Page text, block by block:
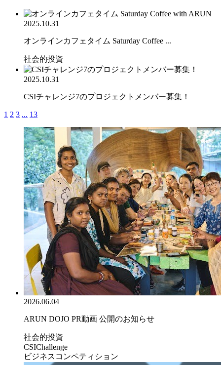
2025.10.31
オンラインカフェタイム Saturday Coffee ...
社会的投資
2025.10.31
CSIチャレンジ7のプロジェクトメンバー募集！
1 2 3 ... 13
2026.06.04
ARUN DOJO PR動画 公開のお知らせ
社会的投資
CSIChallenge
ビジネスコンペティション